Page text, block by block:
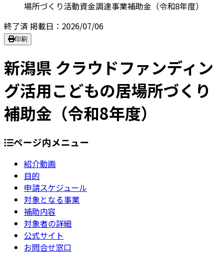
場所づくり活動資金調達事業補助金（令和8年度）
終了済掲載日：2026/07/06
印刷
新潟県 クラウドファンディン
グ活用こどもの居場所づくり
補助金（令和8年度）
ページ内メニュー
紹介動画
目的
申請スケジュール
対象となる事業
補助内容
対象者の詳細
公式サイト
お問合せ窓口